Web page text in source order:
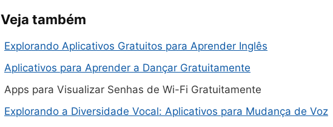
Veja também
Explorando Aplicativos Gratuitos para Aprender Inglês
Aplicativos para Aprender a Dançar Gratuitamente
Apps para Visualizar Senhas de Wi-Fi Gratuitamente
Explorando a Diversidade Vocal: Aplicativos para Mudança de Voz